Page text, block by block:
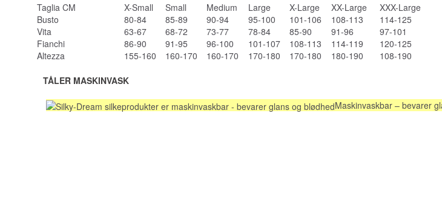
Taglia CM
X-Small Small Medium Large X-Large XX-Large
XXX-Large
Busto
80-84 85-89 90-94 95-100 101-106 108-113
114-125
Vita
63-67 68-72 73-77 78-84 85-90 91-96
97-101
Fianchi
86-90 91-95 96-100 101-107 108-113 114-119
120-125
Altezza
155-160 160-170 160-170 170-180 170-180 180-190 108-190
TÅLER MASKINVASK
Maskinvaskbar – bevarer